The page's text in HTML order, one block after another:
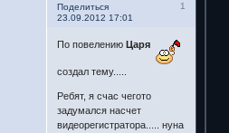
Поделиться
1
23.09.2012 17:01
По повелению Царя
создал тему.....
Ребят, я счас чегото
задумался насчет
видеорегистратора..... нуна